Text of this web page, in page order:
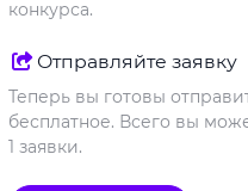
конкурса.
Отправляйте заявку
Теперь вы готовы
бесплатное. Всего вы
1 заявки.